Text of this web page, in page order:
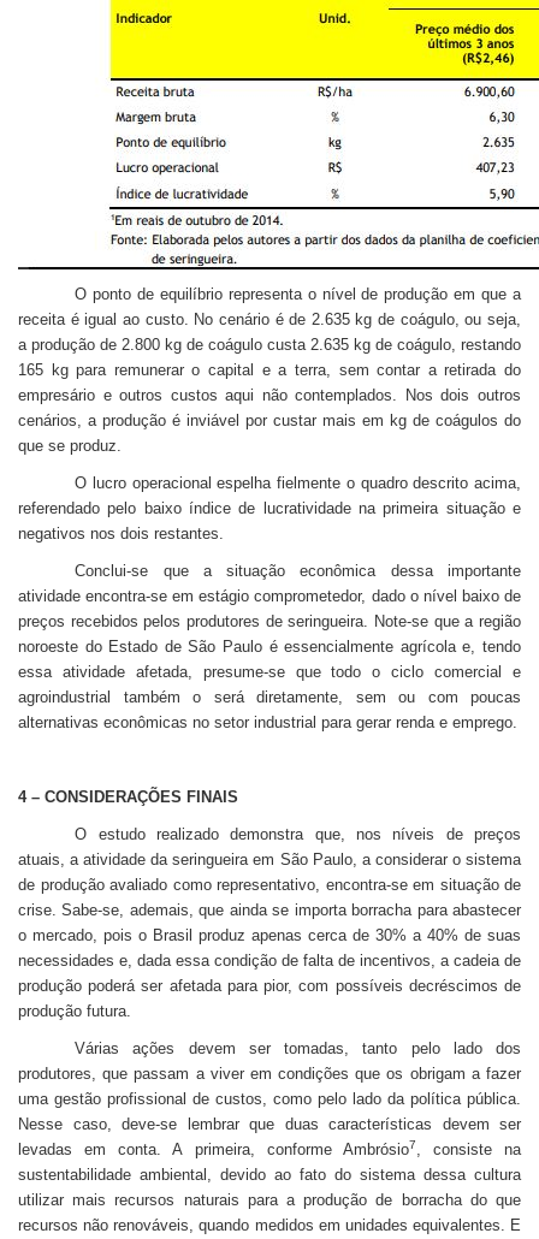
O ponto de equilíbrio representa o nível de produção em que a
receita é igual ao custo. No cenário é de 2.635 kg de coágulo, ou seja,
a produção de 2.800 kg de coágulo custa 2.635 kg de coágulo, restando
165 kg para remunerar o capital e a terra, sem contar a retirada do
empresário e outros custos aqui não contemplados. Nos dois outros
cenários, a produção é inviável por custar mais em kg de coágulos do
que se produz.
O lucro operacional espelha fielmente o quadro descrito acima,
referendado pelo baixo índice de lucratividade na primeira situação e
negativos nos dois restantes.
Conclui-se que a situação econômica dessa importante
atividade encontra-se em estágio comprometedor, dado o nível baixo de
preços recebidos pelos produtores de seringueira. Note-se que a região
noroeste do Estado de São Paulo é essencialmente agrícola e, tendo
essa atividade afetada, presume-se que todo o ciclo comercial e
agroindustrial também o será diretamente, sem ou com poucas
alternativas econômicas no setor industrial para gerar renda e emprego.
4 – CONSIDERAÇÕES FINAIS
O estudo realizado demonstra que, nos níveis de preços
atuais, a atividade da seringueira em São Paulo, a considerar o sistema
de produção avaliado como representativo, encontra-se em situação de
crise. Sabe-se, ademais, que ainda se importa borracha para abastecer
o mercado, pois o Brasil produz apenas cerca de 30% a 40% de suas
necessidades e, dada essa condição de falta de incentivos, a cadeia de
produção poderá ser afetada para pior, com possíveis decréscimos de
produção futura.
Várias ações devem ser tomadas, tanto pelo lado dos
produtores, que passam a viver em condições que os obrigam a fazer
uma gestão profissional de custos, como pelo lado da política pública.
Nesse caso, deve-se lembrar que duas características devem ser
levadas em conta. A primeira, conforme Ambrósio7
, consiste na
sustentabilidade ambiental, devido ao fato do sistema dessa cultura
utilizar mais recursos naturais para a produção de borracha do que
recursos não renováveis, quando medidos em unidades equivalentes. E